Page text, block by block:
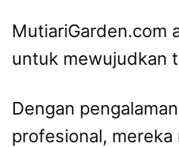
MutiariGarden.com
untuk mewujudkan
Dengan
profesional, mereka